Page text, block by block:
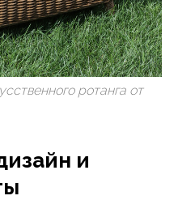
ротанга от
и